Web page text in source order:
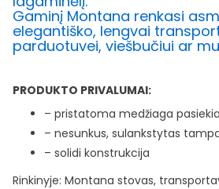
Gaminį Montana renkasi
elegantiško, lengvai
parduotuvei, viešbučiui ar
PRODUKTO PRIVALUMAI:
– pristatoma medžiaga
– nesunkus, sulankstytas
– solidi konstrukcija
Rinkinyje: Montana stovas,